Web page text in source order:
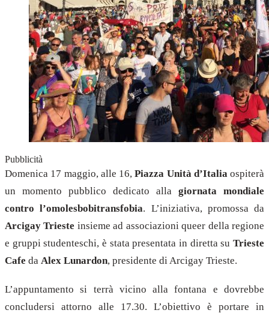
Pubblicità
Domenica 17 maggio, alle 16,Piazza Unità d’Italiaospiterà
un momento pubblico dedicato alla giornata mondiale
contro l’omolesbobitransfobia. L’iniziativa, promossa da
Arcigay Trieste insieme ad associazioni queer della regione
e gruppi studenteschi, è stata presentata in diretta su Trieste
Cafe da Alex Lunardon, presidente di Arcigay Trieste.
L’appuntamento si terrà vicino alla fontana e dovrebbe
concludersi attorno alle 17.30. L’obiettivo è portare in